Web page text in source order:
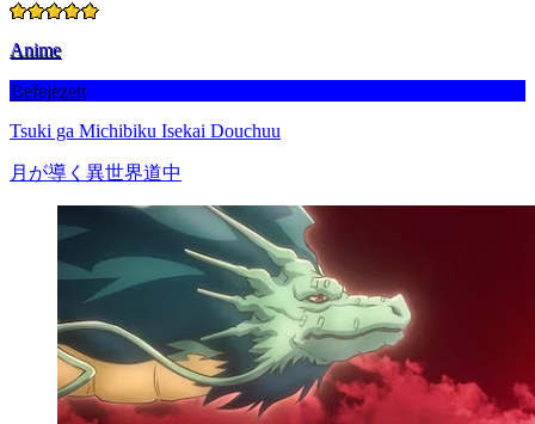
Anime
Befejezett
Tsuki ga Michibiku Isekai Douchuu
月が導く異世界道中